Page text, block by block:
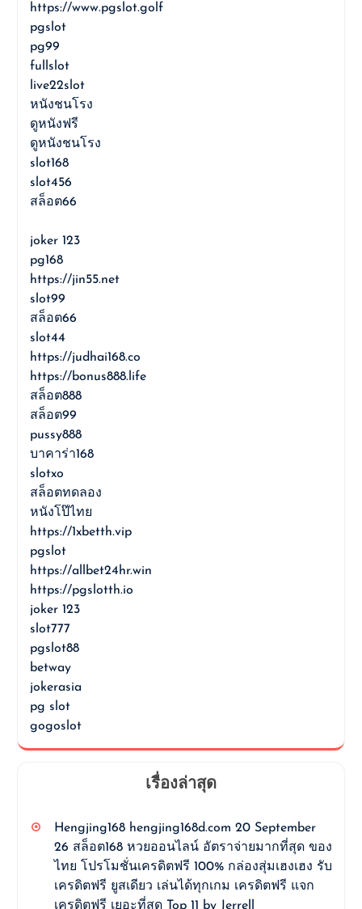
https://www.pgslot.golf
pgslot
pg99
fullslot
live22slot
หนังชนโรง
ดูหนังฟรี
ดูหนังชนโรง
slot168
slot456
สล็อต66
joker 123
pg168
https://jin55.net
slot99
สล็อต66
slot44
https://judhai168.co
https://bonus888.life
สล็อต888
สล็อต99
pussy888
บาคาร่า168
slotxo
สล็อตทดลอง
หนังโป๊ไทย
https://1xbetth.vip
pgslot
https://allbet24hr.win
https://pgslotth.io
joker 123
slot777
pgslot88
betway
jokerasia
pg slot
gogoslot
เรื่องล่าสุด
Hengjing168 hengjing168d.com 20 September
26 สล็อต168 หวยออนไลน์ อัตราจ่ายมากที่สุด ของ
ไทย โปรโมชั่นเครดิตฟรี 100% กล่องสุ่มเฮงเฮง รับ
เครดิตฟรี ยูสเดียว เล่นได้ทุกเกม เครดิตฟรี แจก
เครดิตฟรี เยอะที่สุด Top 11 by Jerrell